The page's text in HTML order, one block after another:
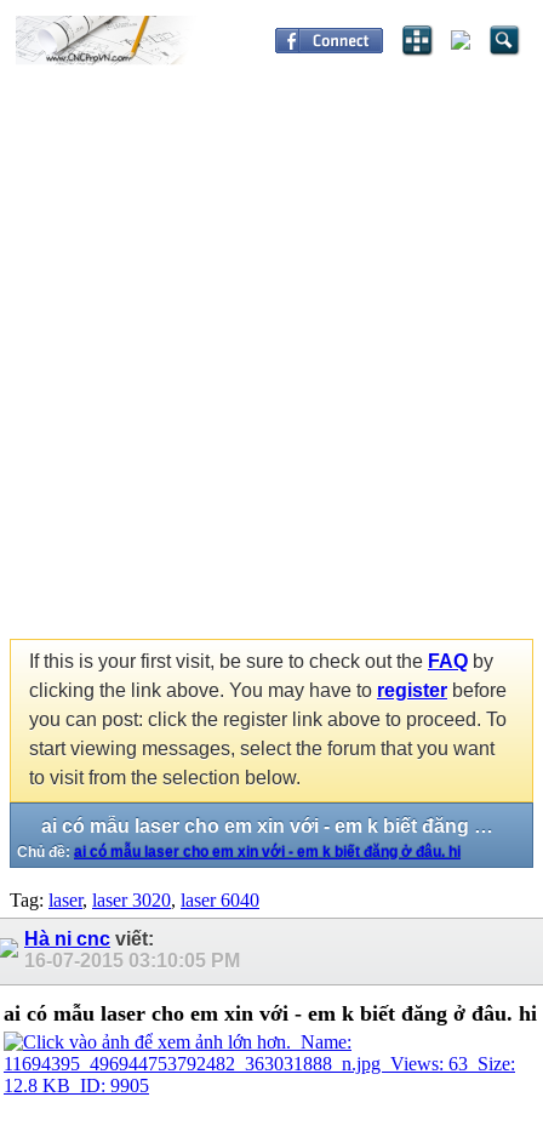
If this is your first visit, be sure to check out the FAQ by
clicking the link above. You may have to register before
you can post: click the register link above to proceed. To
start viewing messages, select the forum that you want
to visit from the selection below.
ai có mẫu laser cho em xin với - em k biết đăng ở đâu. hi
Chủ đề: ai có mẫu laser cho em xin với - em k biết đăng ở đâu. hi
Tag: laser, laser 3020, laser 6040
Hà ni cnc viết:
16-07-2015 03:10:05 PM
ai có mẫu laser cho em xin với - em k biết đăng ở đâu. hi